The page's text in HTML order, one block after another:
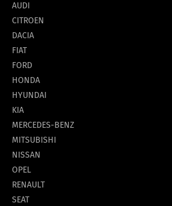
AUDI
CITROEN
DACIA
FIAT
FORD
HONDA
HYUNDAI
KIA
MERCEDES-BENZ
MITSUBISHI
NISSAN
OPEL
RENAULT
SEAT